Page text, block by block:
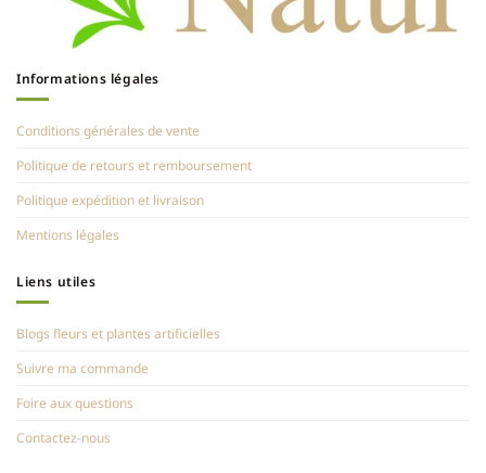
Informations légales
Conditions générales de vente
Politique de retours et remboursement
Politique expédition et livraison
Mentions légales
Liens utiles
Blogs fleurs et plantes artificielles
Suivre ma commande
Foire aux questions
Contactez-nous